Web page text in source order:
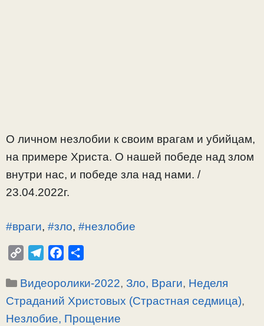
О личном незлобии к своим врагам и убийцам,
на примере Христа. О нашей победе над злом
внутри нас, и победе зла над нами. /
23.04.2022г.
#враги, #зло, #незлобие
p
y
l
e
g
c
e
b
п
р
Рубрики
Видеоролики-2022,Зло, Враги, Неделя
Страданий Христовых (Страстная седмица),
Незлобие, Прощение